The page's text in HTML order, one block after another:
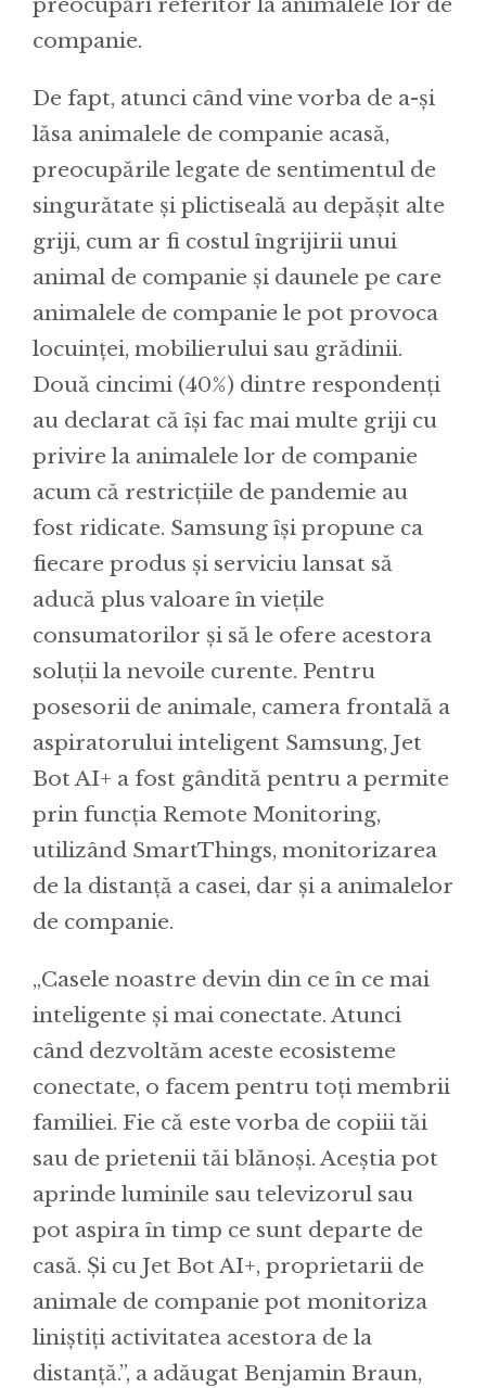
preocupări referitor la animalele lor de
companie.
De fapt, atunci când vine vorba de a-și
lăsa animalele de companie acasă,
preocupările legate de sentimentul de
singurătate și plictiseală au depășit alte
griji, cum ar fi costul îngrijirii unui
animal de companie și daunele pe care
animalele de companie le pot provoca
locuinței, mobilierului sau grădinii.
Două cincimi (40%) dintre respondenți
au declarat că își fac mai multe griji cu
privire la animalele lor de companie
acum că restricțiile de pandemie au
fost ridicate. Samsung își propune ca
fiecare produs și serviciu lansat să
aducă plus valoare în viețile
consumatorilor și să le ofere acestora
soluții la nevoile curente. Pentru
posesorii de animale, camera frontală a
aspiratorului inteligent Samsung, Jet
Bot AI+ a fost gândită pentru a permite
prin funcția Remote Monitoring,
utilizând SmartThings, monitorizarea
de la distanță a casei, dar și a animalelor
de companie.
„Casele noastre devin din ce în ce mai
inteligente și mai conectate. Atunci
când dezvoltăm aceste ecosisteme
conectate, o facem pentru toți membrii
familiei. Fie că este vorba de copiii tăi
sau de prietenii tăi blănoși. Aceștia pot
aprinde luminile sau televizorul sau
pot aspira în timp ce sunt departe de
casă. Și cu Jet Bot AI+, proprietarii de
animale de companie pot monitoriza
liniștiți activitatea acestora de la
distanță.”, a adăugat Benjamin Braun,